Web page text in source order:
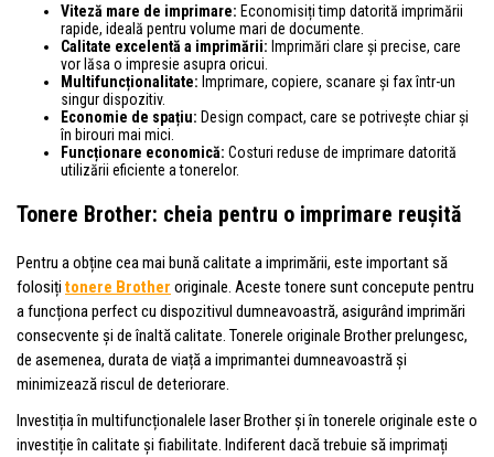
Viteză mare de imprimare: Economisiți timp datorită imprimării
rapide, ideală pentru volume mari de documente.
Calitate excelentă a imprimării: Imprimări clare și precise, care
vor lăsa o impresie asupra oricui.
Multifuncționalitate: Imprimare, copiere, scanare și fax într-un
singur dispozitiv.
Economie de spațiu: Design compact, care se potrivește chiar și
în birouri mai mici.
Funcționare economică: Costuri reduse de imprimare datorită
utilizării eficiente a tonerelor.
Tonere Brother: cheia pentru o imprimare reușită
Pentru a obține cea mai bună calitate a imprimării, este important să
folosiți tonere Brother originale. Aceste tonere sunt concepute pentru
a funcționa perfect cu dispozitivul dumneavoastră, asigurând imprimări
consecvente și de înaltă calitate. Tonerele originale Brother prelungesc,
de asemenea, durata de viață a imprimantei dumneavoastră și
minimizează riscul de deteriorare.
Investiția în multifuncționalele laser Brother și în tonerele originale este o
investiție în calitate și fiabilitate. Indiferent dacă trebuie să imprimați